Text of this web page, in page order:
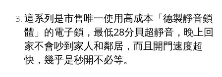
這系列是市售唯一使用高成本「德製靜音鎖
體」的電子鎖，最低28分貝超靜音，晚上回
家不會吵到家人和鄰居，而且開門速度超
快，幾乎是秒開不必等。